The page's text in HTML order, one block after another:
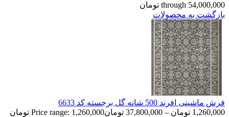
through 54,000,000 تومان
بازگشت به محصولات
فرش ماشینی افرند 500 شانه گل برجسته کد 6633
1,260,000 تومان –
37,800,000 تومان
Price range: 1,260,000 تومان